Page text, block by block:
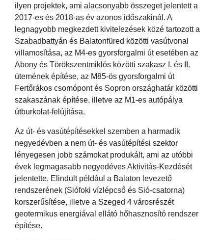
ilyen projektek, ami alacsonyabb összeget jelentett a
2017-es és 2018-as év azonos időszakinál. A
legnagyobb megkezdett kivitelezések közé tartozott a
Szabadbattyán és Balatonfüred közötti vasútvonal
villamosítása, az M4-es gyorsforgalmi út esetében az
Abony és Törökszentmiklós közötti szakasz I. és II.
ütemének építése, az M85-ös gyorsforgalmi út
Fertőrákos csomópont és Sopron országhatár közötti
szakaszának építése, illetve az M1-es autópálya
útburkolat-felújítása.
Az út- és vasútépítésekkel szemben a harmadik
negyedévben a nem út- és vasútépítési szektor
lényegesen jobb számokat produkált, ami az utóbbi
évek legmagasabb negyedéves Aktivitás-Kezdését
jelentette. Elindult például a Balaton levezető
rendszerének (Siófoki vízlépcső és Sió-csatorna)
korszerűsítése, illetve a Szeged 4 városrészét
geotermikus energiával ellátó hőhasznosító rendszer
építése.